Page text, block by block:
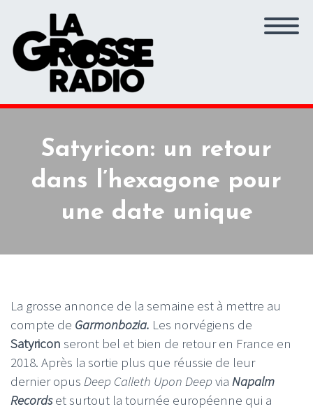
Satyricon: un retour
dans l’hexagone pour
une date unique
La grosse annonce de la semaine est à mettre au
compte de Garmonbozia. Les norvégiens de
Satyricon seront bel et bien de retour en France en
2018. Après la sortie plus que réussie de leur
dernier opus Deep Calleth Upon Deep via Napalm
Recordset surtout la tournée européenne qui a